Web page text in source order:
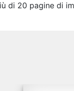
di 20 pagine di